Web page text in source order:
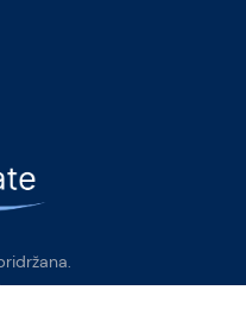
+385 98 384 007